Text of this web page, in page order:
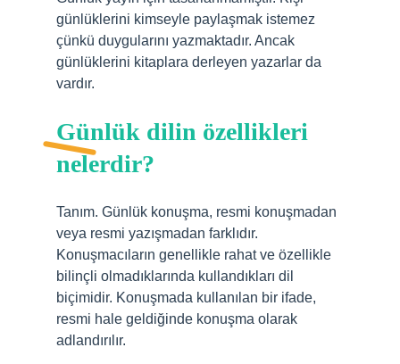
günlüklerini kimseyle paylaşmak istemez
çünkü duygularını yazmaktadır. Ancak
günlüklerini kitaplara derleyen yazarlar da
vardır.
Günlük dilin özellikleri
nelerdir?
Tanım. Günlük konuşma, resmi konuşmadan
veya resmi yazışmadan farklıdır.
Konuşmacıların genellikle rahat ve özellikle
bilinçli olmadıklarında kullandıkları dil
biçimidir. Konuşmada kullanılan bir ifade,
resmi hale geldiğinde konuşma olarak
adlandırılır.